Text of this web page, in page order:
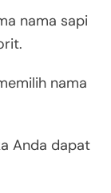
nama sapi
nama
Anda dapat